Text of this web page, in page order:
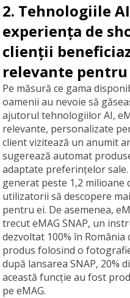
2. Tehnologiile
experiența de
clienții
relevante
Pe măsură ce gama
oamenii au nevoie să
ajutorul tehnologiilor AI,
relevante, personalizate
client vizitează un anumit
sugerează automat
adaptate preferințelor
generat peste 1,2 milioane
utilizatorii să descopere
pentru ei. De asemenea,
trecut eMAG SNAP, un
dezvoltat 100% în
produs folosind o
după lansarea SNAP, 20%
această funcție au fost
pe eMAG.